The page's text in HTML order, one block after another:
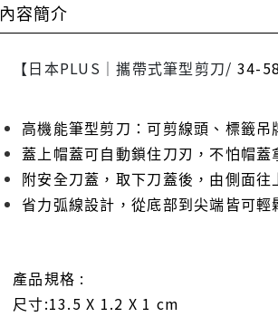
內容簡介
【日本PLUS｜攜帶式筆型剪刀/ 34-
高機能筆型剪刀：可剪線頭、標籤吊
蓋上帽蓋可自動鎖住刀刃，不怕帽蓋
附安全刀蓋，取下刀蓋後，由側面往
省力弧線設計，從底部到尖端皆可輕
產品規格 :
尺寸:13.5 X 1.2 X 1 cm